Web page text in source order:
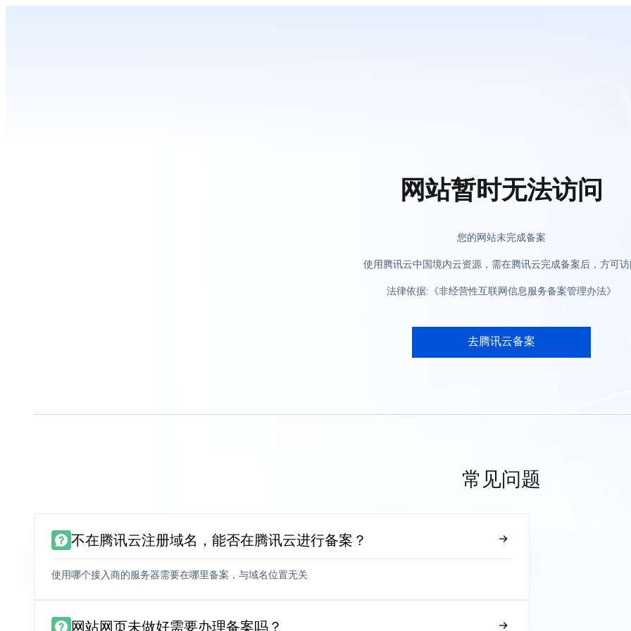
网站暂时无法访问
您的网站未完成备案
使用腾讯云中国境内云资源，需在腾讯云完成备案后，方可
法律依据:《非经营性互联网信息服务备案管理办法》
去腾讯云备案
常见问题
不在腾讯云注册域名，能否在腾讯云进行备案？
使用哪个接入商的服务器需要在哪里备案，与域名位置无关
网站网页未做好需要办理备案吗？